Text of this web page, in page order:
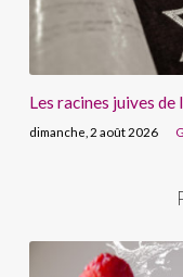
Les racines juives
dimanche, 2 août 2026